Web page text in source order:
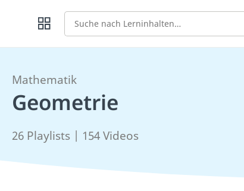
Suche
Mathematik
Geometrie
26 Playlists | 154 Videos